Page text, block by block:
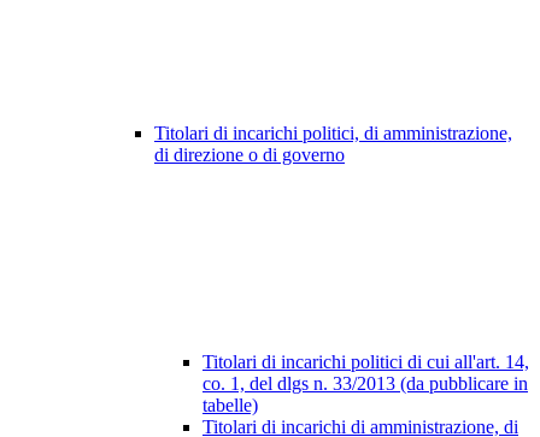
Titolari di incarichi politici, di amministrazione,
di direzione o di governo
Titolari di incarichi politici di cui all'art. 14,
co. 1, del dlgs n. 33/2013 (da pubblicare in
tabelle)
Titolari di incarichi di amministrazione, di